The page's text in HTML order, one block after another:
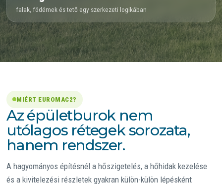
falak, födémek és tető egy szerkezeti logikában
MIÉRT EUROMAC2?
Az épületburok nem
utólagos rétegek sorozata,
hanem rendszer.
A hagyományos építésnél a hőszigetelés, a hőhidak kezelése
és a kivitelezési részletek gyakran külön-külön lépésként